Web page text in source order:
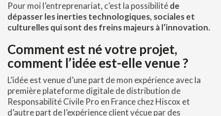
Pour moi l’entreprenariat, c’est la possibilitéde
dépasser les inerties technologiques, sociales et
culturelles qui sont des freins majeurs à l’innovation.
Comment est né votre projet,
comment l’idée est-elle venue ?
L’idée est venue d’une part de mon expérience avec la
première plateforme digitale de distribution de
Responsabilité Civile Pro en France chez Hiscox et
d’autre part de l’expérience client vécue par des